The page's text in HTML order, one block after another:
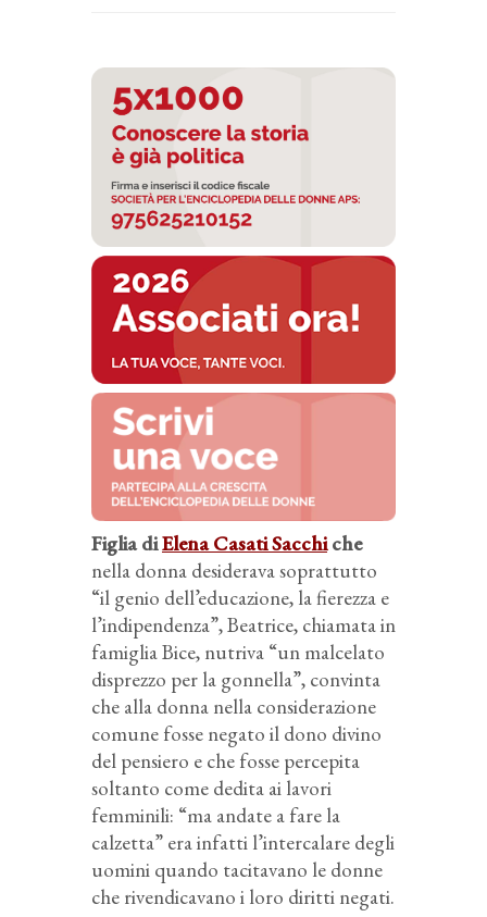
Figlia diElena Casati Sacchiche
nella donna desiderava soprattutto
“il genio dell’educazione, la fierezza e
l’indipendenza”, Beatrice, chiamata in
famiglia Bice, nutriva “un malcelato
disprezzo per la gonnella”, convinta
che alla donna nella considerazione
comune fosse negato il dono divino
del pensiero e che fosse percepita
soltanto come dedita ai lavori
femminili: “ma andate a fare la
calzetta” era infatti l’intercalare degli
uomini quando tacitavano le donne
che rivendicavano i loro diritti negati.